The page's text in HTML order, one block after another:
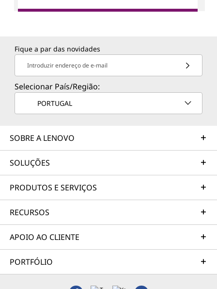
Fique a par das novidades
Introduzir endereço de e-mail
Selecionar País/Região:
PORTUGAL
SOBRE A LENOVO
SOLUÇÕES
PRODUTOS E SERVIÇOS
RECURSOS
APOIO AO CLIENTE
PORTFÓLIO